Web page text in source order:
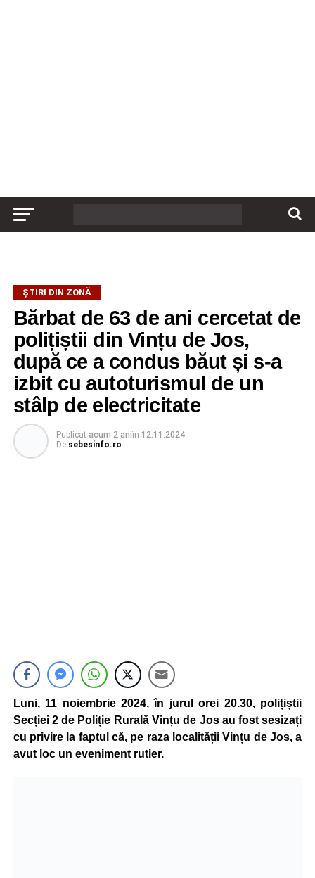
ȘTIRI DIN ZONĂ
Bărbat de 63 de ani cercetat de
polițiștii din Vințu de Jos,
după ce a condus băut și s-a
izbit cu autoturismul de un
stâlp de electricitate
Publicat acum 2 aniîn 12.11.2024
De sebesinfo.ro
Luni, 11 noiembrie 2024, în jurul orei 20.30, polițiștii
Secției 2 de Poliție Rurală Vințu de Jos au fost sesizați
cu privire la faptul că, pe raza localității Vințu de Jos, a
avut loc un eveniment rutier.